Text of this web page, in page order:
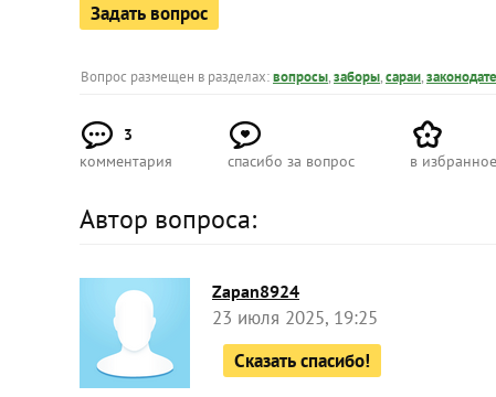
Задать вопрос
Вопрос размещен в разделах:вопросы,заборы,сараи,
3
комментария
спасибо за вопрос в избранное
Автор вопроса:
Zapan8924
23 июля 2025, 19:25
Сказать спасибо!